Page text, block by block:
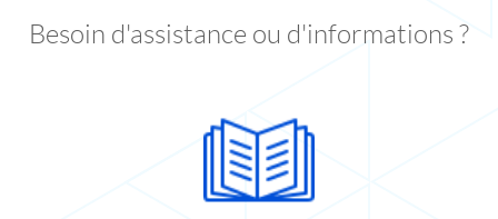
Besoin d'assistance ou d'informations ?